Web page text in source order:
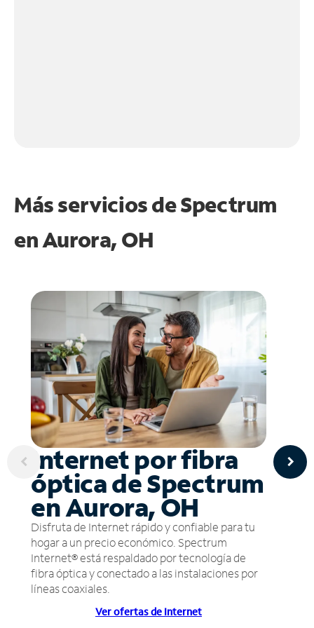
Más servicios de Spectrum
enAurora, OH
Internet por fibra
óptica de Spectrum
en Aurora, OH
Disfruta de Internet rápido y confiable para tu
hogar a un precio económico. Spectrum
Internet® está respaldado por tecnología de
fibra óptica y conectado a las instalaciones por
líneas coaxiales.
Ver ofertas de Internet